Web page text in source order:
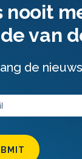
nooit
van
de